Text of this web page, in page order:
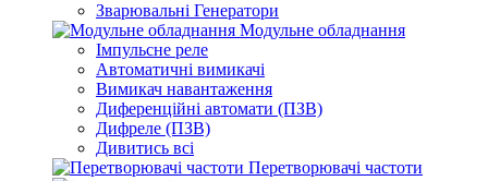
Зварювальні Генератори
Модульне обладнання
Імпульсне реле
Автоматичні вимикачі
Вимикач навантаження
Диференційні автомати (ПЗВ)
Дифреле (ПЗВ)
Дивитись всі
Перетворювачі частоти